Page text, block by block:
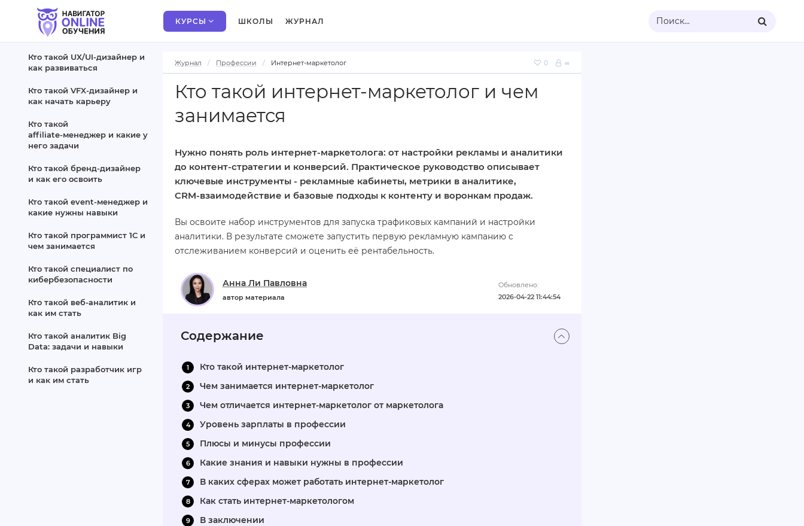
КУРСЫ ШКОЛЫ ЖУРНАЛ Поиск...
Журнал Профессии Интернет-маркетолог 0 ∞
Кто такой интернет‑маркетолог и чем
занимается
Нужно понять роль интернет‑маркетолога: от настройки рекламы и аналитики
до контент‑стратегии и конверсий. Практическое руководство описывает
ключевые инструменты - рекламные кабинеты, метрики в аналитике,
CRM‑взаимодействие и базовые подходы к контенту и воронкам продаж.
Вы освоите набор инструментов для запуска трафиковых кампаний и настройки
аналитики. В результате сможете запустить первую рекламную кампанию с
отслеживанием конверсий и оценить её рентабельность.
Обновлено:
2026-04-22 11:44:54
Анна Ли Павловна
автор материала
Содержание
Кто такой интернет-маркетолог
Чем занимается интернет-маркетолог
Чем отличается интернет-маркетолог от маркетолога
Уровень зарплаты в профессии
Плюсы и минусы профессии
Какие знания и навыки нужны в профессии
В каких сферах может работать интернет-маркетолог
Как стать интернет-маркетологом
В заключении
Кто такой UX/UI‑дизайнер и
как развиваться
Кто такой VFX‑дизайнер и
как начать карьеру
Кто такой
affiliate‑менеджер и какие у
него задачи
Кто такой бренд‑дизайнер
и как его освоить
Кто такой event‑менеджер и
какие нужны навыки
Кто такой программист 1С и
чем занимается
Кто такой специалист по
кибербезопасности
Кто такой веб‑аналитик и
как им стать
Кто такой аналитик Big
Data: задачи и навыки
Кто такой разработчик игр
и как им стать